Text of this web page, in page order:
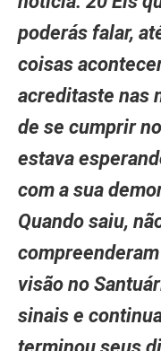
poderás falar,
coisas
acreditaste nas
de se cumprir
estava
com a sua
Quando saiu,
visão no
sinais e